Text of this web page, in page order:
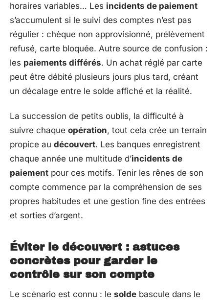
horaires variables… Les incidents de paiement
s’accumulent si le suivi des comptes n’est pas
régulier : chèque non approvisionné, prélèvement
refusé, carte bloquée. Autre source de confusion :
les paiements différés. Un achat réglé par carte
peut être débité plusieurs jours plus tard, créant
un décalage entre le solde affiché et la réalité.
La succession de petits oublis, la difficulté à
suivre chaque opération, tout cela crée un terrain
propice au découvert. Les banques enregistrent
chaque année une multitude d’incidents de
paiement pour ces motifs. Tenir les rênes de son
compte commence par la compréhension de ses
propres habitudes et une gestion fine des entrées
et sorties d’argent.
Éviter le découvert : astuces
concrètes pour garder le
contrôle sur son compte
Le scénario est connu : le solde bascule dans le